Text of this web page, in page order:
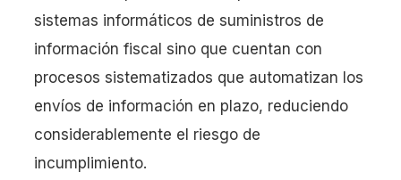
sistemas informáticos de suministros de
información fiscal sino que cuentan con
procesos sistematizados que automatizan los
envíos de información en plazo, reduciendo
considerablemente el riesgo de
incumplimiento.